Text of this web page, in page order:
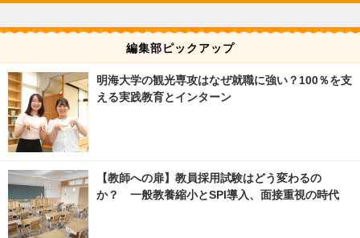
編集部ピックアップ
明海大学の観光専攻はなぜ就職に強い？100％を支
える実践教育とインターン
【教師への扉】教員採用試験はどう変わるの
か？ 一般教養縮小とSPI導入、面接重視の時代